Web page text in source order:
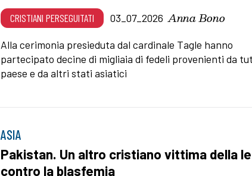
CRISTIANI PERSEGUITATI 03_07_2026 Anna Bono
Alla cerimonia presieduta dal cardinale Tagle hanno
partecipato decine di migliaia di fedeli provenienti da
paese e da altri stati asiatici
ASIA
Pakistan. Un altro cristiano vittima della
contro la blasfemia